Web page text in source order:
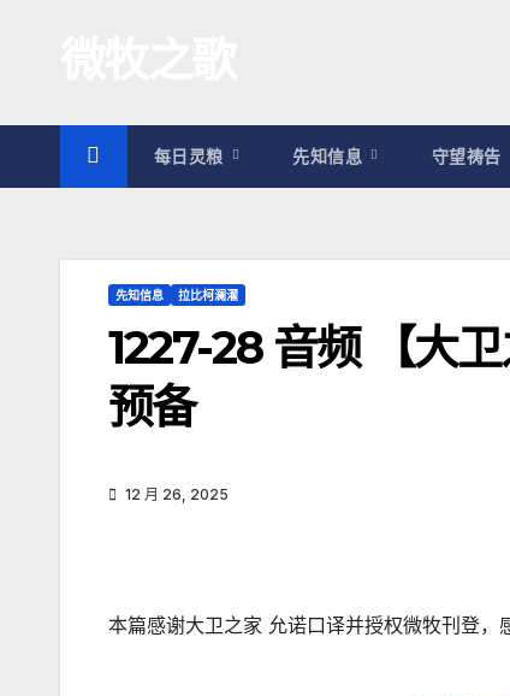
容
每日灵粮 先知信息 守望祷告
先知信息 拉比柯澜濯
1227-28 音频 【大
预备
12 月 26, 2025
本篇感谢大卫之家 允诺口译并授权微牧刊登，